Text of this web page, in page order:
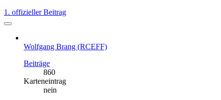
1. offizieller Beitrag
Wolfgang Brang (RCEFF)
Beiträge
860
Karteneintrag
nein